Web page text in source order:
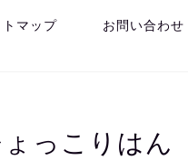
マップ お問い合わせ
っこりはん